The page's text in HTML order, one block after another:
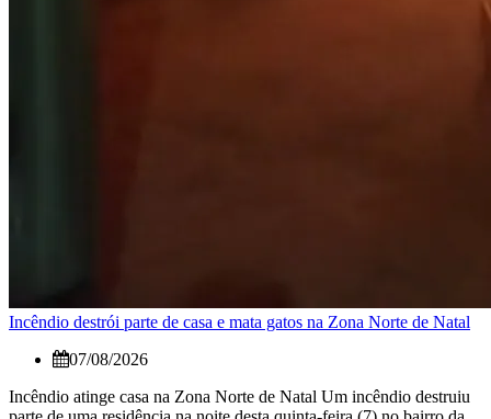
Incêndio destrói parte de casa e mata gatos na Zona Norte de Natal
07/08/2026
Incêndio atinge casa na Zona Norte de Natal Um incêndio destruiu